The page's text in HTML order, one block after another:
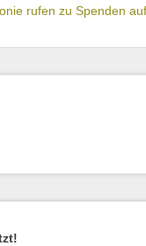
rufen zu Spenden auf